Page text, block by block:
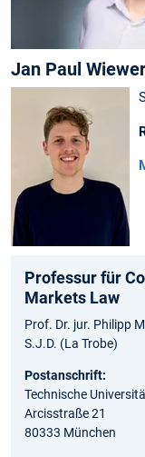
Jan Paul Wiewer
Professur für
Markets Law
Prof. Dr. jur. Philipp
S.J.D. (La Trobe)
Postanschrift:
Technische
Arcisstraße 21
80333 München